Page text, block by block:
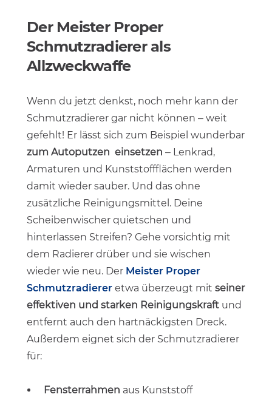
Der Meister Proper
Schmutzradierer als
Allzweckwaffe
Wenn du jetzt denkst, noch mehr kann der
Schmutzradierer gar nicht können – weit
gefehlt! Er lässt sich zum Beispiel wunderbar
zum Autoputzen einsetzen – Lenkrad,
Armaturen und Kunststoffflächen werden
damit wieder sauber. Und das ohne
zusätzliche Reinigungsmittel. Deine
Scheibenwischer quietschen und
hinterlassen Streifen? Gehe vorsichtig mit
dem Radierer drüber und sie wischen
wieder wie neu. Der Meister Proper
Schmutzradierer etwa überzeugt mit seiner
effektiven und starken Reinigungskraft und
entfernt auch den hartnäckigsten Dreck.
Außerdem eignet sich der Schmutzradierer
für:
Fensterrahmen aus Kunststoff